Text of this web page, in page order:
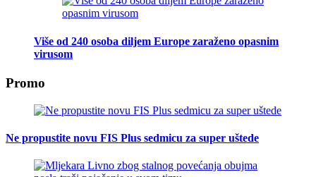
Više od 240 osoba diljem Europe zaraženo opasnim
virusom
Promo
Ne propustite novu FIS Plus sedmicu za super uštede